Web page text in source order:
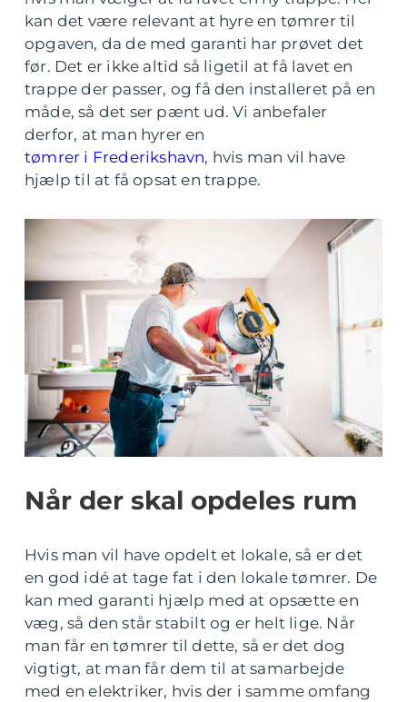
kan det være relevant at hyre en tømrer til
opgaven, da de med garanti har prøvet det
før. Det er ikke altid så ligetil at få lavet en
trappe der passer, og få den installeret på en
måde, så det ser pænt ud. Vi anbefaler
derfor, at man hyrer en
tømrer i Frederikshavn, hvis man vil have
hjælp til at få opsat en trappe.
Når der skal opdeles rum
Hvis man vil have opdelt et lokale, så er det
en god idé at tage fat i den lokale tømrer. De
kan med garanti hjælp med at opsætte en
væg, så den står stabilt og er helt lige. Når
man får en tømrer til dette, så er det dog
vigtigt, at man får dem til at samarbejde
med en elektriker, hvis der i samme omfang